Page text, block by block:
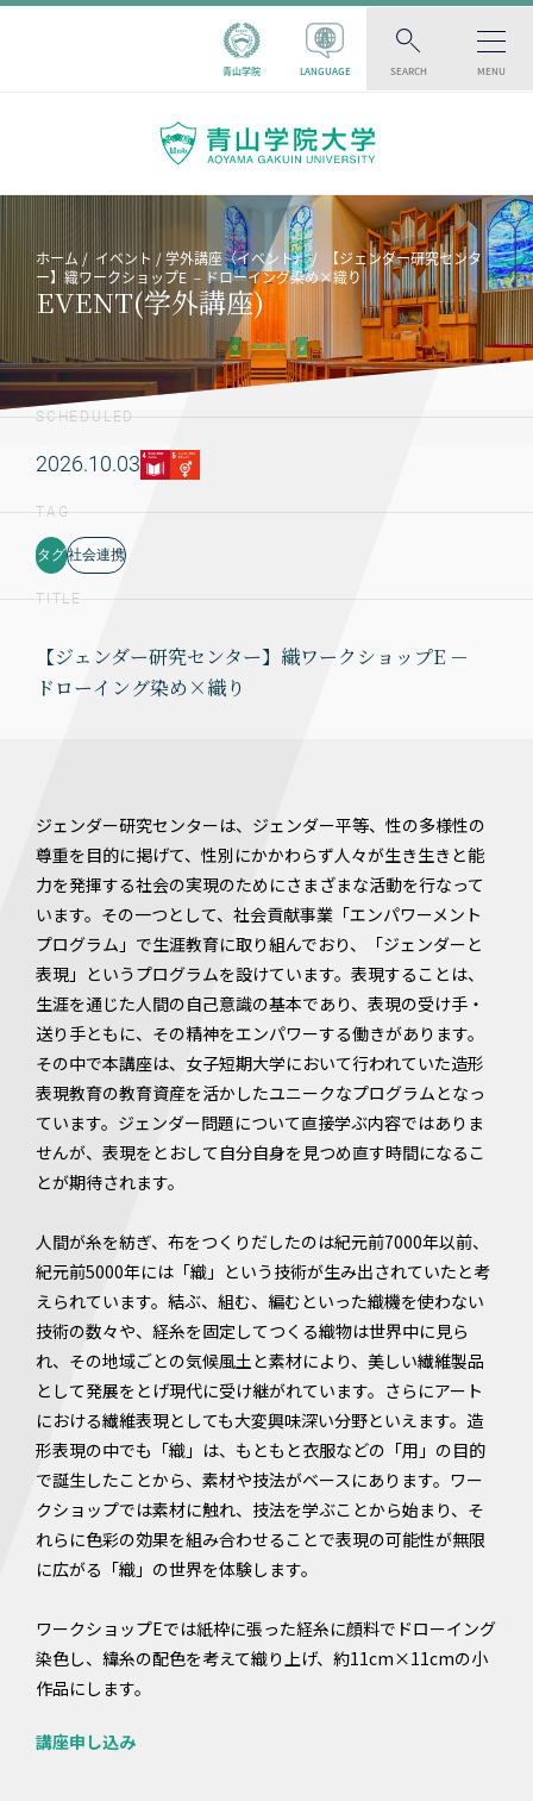
青山学院 LANGUAGE SEARCH MENU
ホーム イベント 学外講座（イベント）
【ジェンダー研究センタ
ー】織ワークショップE －ドローイング染め×織り
EVENT(学外講座)
SCHEDULED
2026.10.03
TAG
タグ社会連携
TITLE
【ジェンダー研究センター】織ワークショップE －
ドローイング染め×織り
ジェンダー研究センターは、ジェンダー平等、性の多様性の
尊重を目的に掲げて、性別にかかわらず人々が生き生きと能
力を発揮する社会の実現のためにさまざまな活動を行なって
います。その一つとして、社会貢献事業「エンパワーメント
プログラム」で生涯教育に取り組んでおり、「ジェンダーと
表現」というプログラムを設けています。表現することは、
生涯を通じた人間の自己意識の基本であり、表現の受け手・
送り手ともに、その精神をエンパワーする働きがあります。
その中で本講座は、女子短期大学において行われていた造形
表現教育の教育資産を活かしたユニークなプログラムとなっ
ています。ジェンダー問題について直接学ぶ内容ではありま
せんが、表現をとおして自分自身を見つめ直す時間になるこ
とが期待されます。
人間が糸を紡ぎ、布をつくりだしたのは紀元前7000年以前、
紀元前5000年には「織」という技術が生み出されていたと考
えられています。結ぶ、組む、編むといった織機を使わない
技術の数々や、経糸を固定してつくる織物は世界中に見ら
れ、その地域ごとの気候風土と素材により、美しい繊維製品
として発展をとげ現代に受け継がれています。さらにアート
における繊維表現としても大変興味深い分野といえます。造
形表現の中でも「織」は、もともと⾐服などの「⽤」の⽬的
で誕⽣したことから、素材や技法がベースにあります。ワー
クショップでは素材に触れ、技法を学ぶことから始まり、そ
れらに色彩の効果を組み合わせることで表現の可能性が無限
に広がる「織」の世界を体験します。
ワークショップEでは紙枠に張った経糸に顔料でドローイング
染色し、緯糸の配色を考えて織り上げ、約11cm×11cmの小
作品にします。
講座申し込み